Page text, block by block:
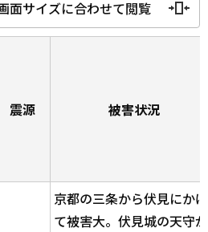
面サイズに合わせて閲覧
震源 被害状況
京都の三条から伏見にかけ
て被害大。伏見城の天守が